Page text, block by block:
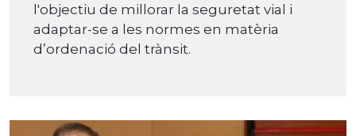
l'objectiu de millorar la seguretat vial i
adaptar-se a les normes en matèria
d’ordenació del trànsit.